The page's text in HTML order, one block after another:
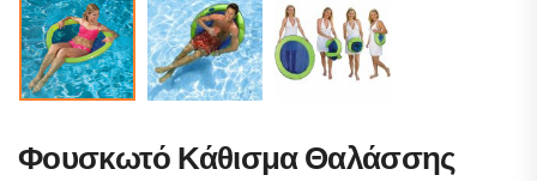
Φουσκωτό Κάθισμα Θαλάσσης